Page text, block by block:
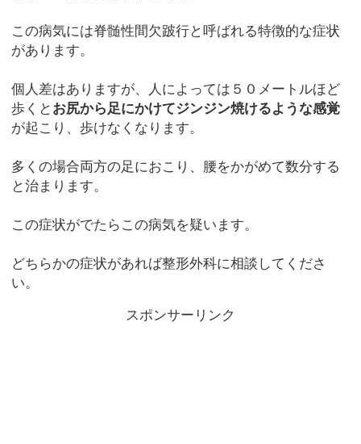
この病気には脊髄性間欠跛行と呼ばれる特徴的な症状
があります。
個人差はありますが、人によっては５０メートルほど
歩くと お尻から足にかけてジンジン焼けるような感覚
が起こり、歩けなくなります。
多くの場合両方の足におこり、腰をかがめて数分する
と治まります。
この症状がでたらこの病気を疑います。
どちらかの症状があれば整形外科に相談してくださ
い。
スポンサーリンク